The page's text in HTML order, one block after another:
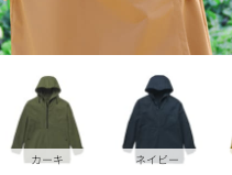
カーキ ネイビー